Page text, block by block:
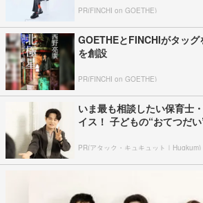
PR(FINCHI on GOETHE)
GOETHEとFINCHIがタッ
を創設
PR(FINCHI on GOETHE)
いま最も相談したい保育士
イス！ 子どもの“おてつだ
PR(アタック・キュキュット｜Hugkum)